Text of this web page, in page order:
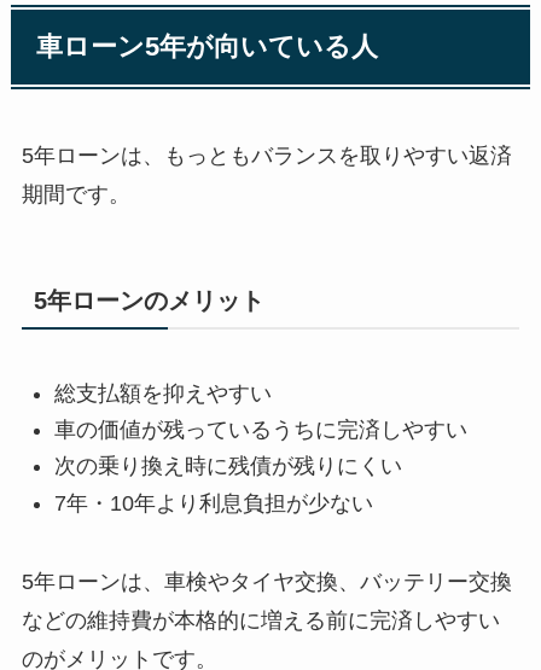
車ローン5年が向いている人
5年ローンは、もっともバランスを取りやすい返済
期間です。
5年ローンのメリット
総支払額を抑えやすい
車の価値が残っているうちに完済しやすい
次の乗り換え時に残債が残りにくい
7年・10年より利息負担が少ない
5年ローンは、車検やタイヤ交換、バッテリー交換
などの維持費が本格的に増える前に完済しやすい
のがメリットです。